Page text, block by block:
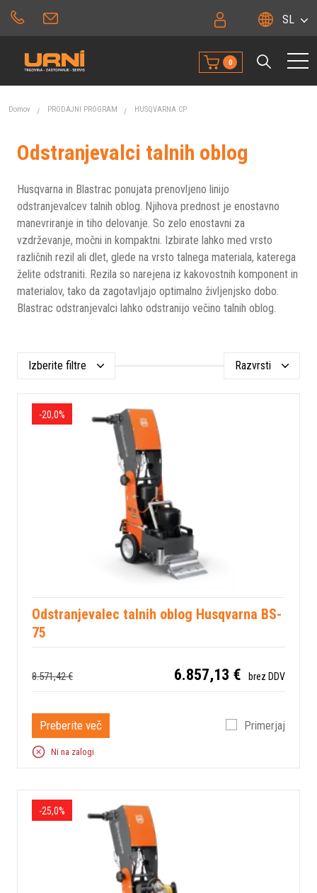
SL
0
Domov PRODAJNI PROGRAM HUSQVARNA CP
Odstranjevalci talnih oblog
Husqvarna in Blastrac ponujata prenovljeno linijo
odstranjevalcev talnih oblog. Njihova prednost je enostavno
manevriranje in tiho delovanje. So zelo enostavni za
vzdrževanje, močni in kompaktni. Izbirate lahko med vrsto
različnih rezil ali dlet, glede na vrsto talnega materiala, katerega
želite odstraniti. Rezila so narejena iz kakovostnih komponent in
materialov, tako da zagotavljajo optimalno življenjsko dobo.
Blastrac odstranjevalci lahko odstranijo večino talnih oblog.
Izberite filtre Razvrsti
-20,0%
Odstranjevalec talnih oblog Husqvarna BS-
75
8.571,42 € 6.857,13 € brez DDV
Preberite več Primerjaj
Ni na zalogi
-25,0%